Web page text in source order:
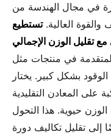
في مجال الهندسة من
العالية.تستطيع
تقليل الوزن الإجمالي
في منتجات مثل
بشكل كبير. يختار
على المعادن التقليدية
حيوية. هذا التحول
إلى تقليل تكاليف دورة